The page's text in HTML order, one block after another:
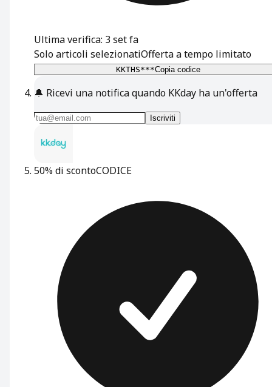
Ultima verifica: 3 set fa
Solo articoli selezionatiOfferta a tempo limitato
KKTHS***Copia codice
🔔 Ricevi una notifica quando KKday ha un'offerta
Iscriviti
50% di scontoCODICE